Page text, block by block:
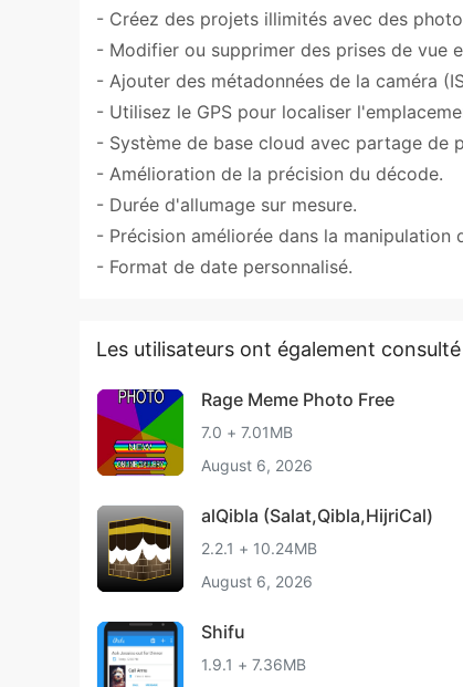
- Créez des projets illimités avec des
- Modifier ou supprimer des prises de vue
- Ajouter des métadonnées de la caméra
- Utilisez le GPS pour localiser
- Système de base cloud avec partage de
- Amélioration de la précision du décode.
- Durée d'allumage sur mesure.
- Précision améliorée dans la manipulation
- Format de date personnalisé.
Les utilisateurs ont également consulté
Rage Meme Photo Free
7.0 + 7.01MB
August 6, 2026
alQibla (Salat,Qibla,HijriCal)
2.2.1 + 10.24MB
August 6, 2026
Shifu
1.9.1 + 7.36MB